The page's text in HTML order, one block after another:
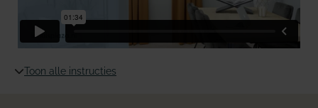
Toon alle instructies